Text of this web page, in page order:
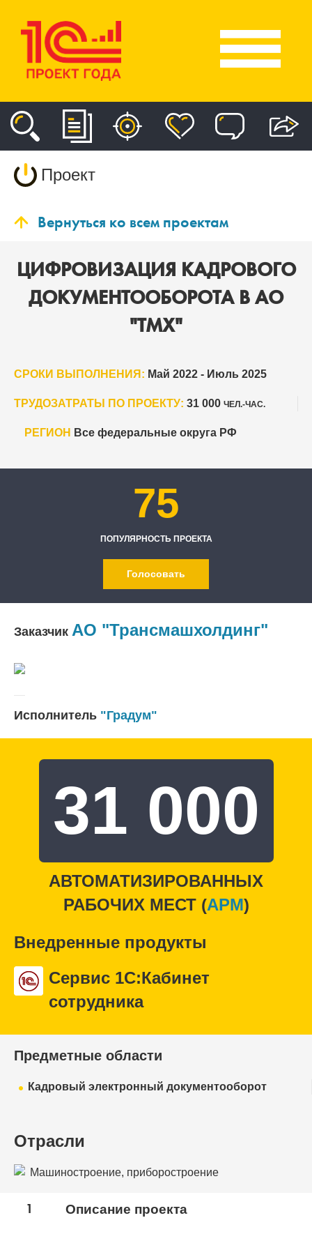
Проект
Вернуться ко всем проектам
ЦИФРОВИЗАЦИЯ КАДРОВОГО
ДОКУМЕНТООБОРОТА В АО
"ТМХ"
СРОКИ ВЫПОЛНЕНИЯ: Май 2022 - Июль 2025
ТРУДОЗАТРАТЫ ПО ПРОЕКТУ: 31 000 ЧЕЛ.-ЧАС.
РЕГИОН Все федеральные округа РФ
75
ПОПУЛЯРНОСТЬ ПРОЕКТА
Голосовать
Заказчик АО "Трансмашхолдинг"
Исполнитель "Градум"
31 000
АВТОМАТИЗИРОВАННЫХ
РАБОЧИХ МЕСТ (APM)
Внедренные продукты
Сервис 1С:Кабинет
сотрудника
Предметные области
Кадровый электронный документооборот
Отрасли
Машиностроение, приборостроение
1 Описание проекта